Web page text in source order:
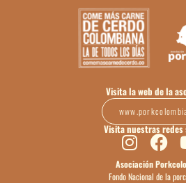
Visita la web de la
Visita nuestras redes
Asociación
Fondo Nacional de la